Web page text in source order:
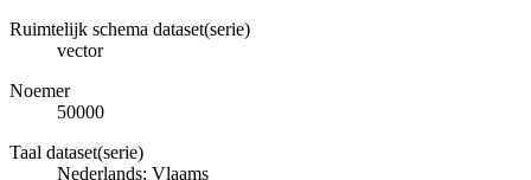
Ruimtelijk schema dataset(serie)
vector
Noemer
50000
Taal dataset(serie)
Nederlands; Vlaams